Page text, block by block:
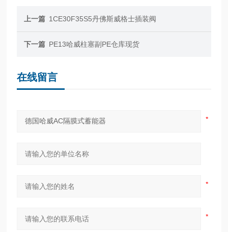
上一篇 1CE30F35S5丹佛斯威格士插装阀
下一篇 PE13哈威柱塞副PE仓库现货
在线留言